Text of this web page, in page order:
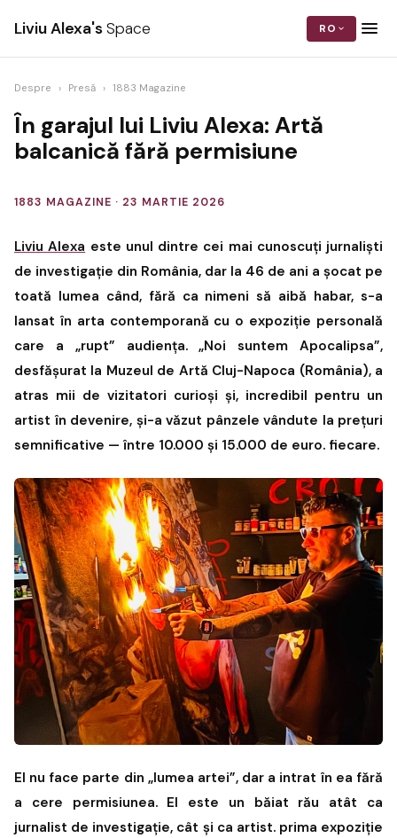
Liviu Alexa'sSpace RO
Despre › Presă › 1883 Magazine
În garajul lui Liviu Alexa: Artă
balcanică fără permisiune
1883 MAGAZINE · 23 MARTIE 2026
Liviu Alexa este unul dintre cei mai cunoscuți jurnaliști
de investigație din România, dar la 46 de ani a șocat pe
toată lumea când, fără ca nimeni să aibă habar, s-a
lansat în arta contemporană cu o expoziție personală
care a „rupt” audiența. „Noi suntem Apocalipsa”,
desfășurat la Muzeul de Artă Cluj-Napoca (România), a
atras mii de vizitatori curioși și, incredibil pentru un
artist în devenire, și-a văzut pânzele vândute la prețuri
semnificative — între 10.000 și 15.000 de euro. fiecare.
El nu face parte din „lumea artei”, dar a intrat în ea fără
a cere permisiunea. El este un băiat rău atât ca
jurnalist de investigație, cât și ca artist. prima expoziție